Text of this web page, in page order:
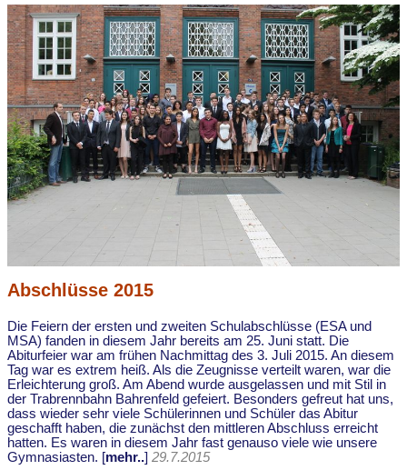
Abschlüsse 2015
Die Feiern der ersten und zweiten Schulabschlüsse (ESA und
MSA) fanden in diesem Jahr bereits am 25. Juni statt. Die
Abiturfeier war am frühen Nachmittag des 3. Juli 2015. An diesem
Tag war es extrem heiß. Als die Zeugnisse verteilt waren, war die
Erleichterung groß. Am Abend wurde ausgelassen und mit Stil in
der Trabrennbahn Bahrenfeld gefeiert. Besonders gefreut hat uns,
dass wieder sehr viele Schülerinnen und Schüler das Abitur
geschafft haben, die zunächst den mittleren Abschluss erreicht
hatten. Es waren in diesem Jahr fast genauso viele wie unsere
Gymnasiasten. [mehr..] 29.7.2015